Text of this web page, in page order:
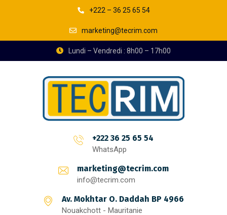
+222 – 36 25 65 54
marketing@tecrim.com
Lundi – Vendredi : 8h00 – 17h00
+222 36 25 65 54
WhatsApp
marketing@tecrim.com
info@tecrim.com
Av. Mokhtar O. Daddah BP 4966
Nouakchott - Mauritanie